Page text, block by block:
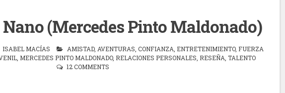
(Mercedes Pinto Maldonado)
ISABEL MACÍAS AMISTAD, AVENTURAS CONFIANZA ENTRETENIMIENTO, FUERZA
MERCEDES PINTO MALDONADO, RELACIONES PERSONALES RESEÑA TALENTO
12 COMMENTS